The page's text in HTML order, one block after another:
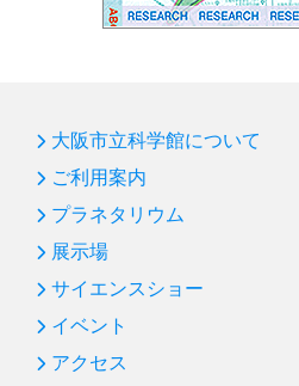
大阪市立科学館について
ご利用案内
プラネタリウム
展示場
サイエンスショー
イベント
アクセス